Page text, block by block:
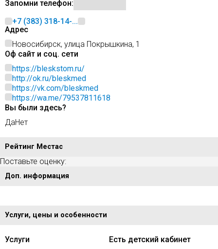
Запомни телефон:
+7 (383) 318-14-...
Адрес
Новосибирск, улица Покрышкина, 1
Оф сайт и соц. сети
https://bleskstom.ru/
http://ok.ru/bleskmed
https://vk.com/bleskmed
https://wa.me/79537811618
Вы были здесь?
ДаНет
Рейтинг Местас
Поставьте оценку:
Доп. информация
Услуги, цены и особенности
Услуги
Есть детский кабинет